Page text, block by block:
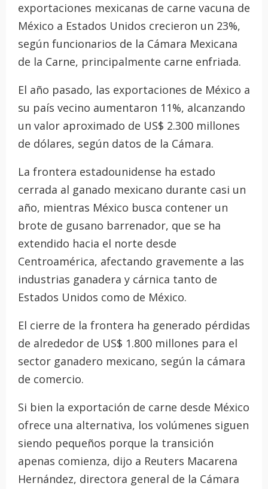
exportaciones mexicanas de carne vacuna de
México a Estados Unidos crecieron un 23%,
según funcionarios de la Cámara Mexicana
de la Carne, principalmente carne enfriada.
El año pasado, las exportaciones de México a
su país vecino aumentaron 11%, alcanzando
un valor aproximado de US$ 2.300 millones
de dólares, según datos de la Cámara.
La frontera estadounidense ha estado
cerrada al ganado mexicano durante casi un
año, mientras México busca contener un
brote de gusano barrenador, que se ha
extendido hacia el norte desde
Centroamérica, afectando gravemente a las
industrias ganadera y cárnica tanto de
Estados Unidos como de México.
El cierre de la frontera ha generado pérdidas
de alrededor de US$ 1.800 millones para el
sector ganadero mexicano, según la cámara
de comercio.
Si bien la exportación de carne desde México
ofrece una alternativa, los volúmenes siguen
siendo pequeños porque la transición
apenas comienza, dijo a Reuters Macarena
Hernández, directora general de la Cámara